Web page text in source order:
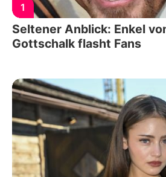
1
Seltener Anblick: Enkel
Gottschalk flasht Fans